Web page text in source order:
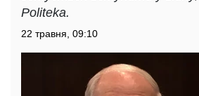
Politeka.
22 травня, 09:10